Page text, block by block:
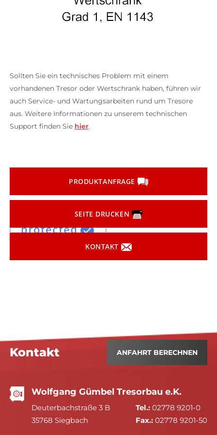
Sollten Sie ein technisches Problem mit einem
vorhandenen Tresor oder Wertschrank haben, führen wir
auch Service- und Wartungsarbeiten rund um Tresore
aus. Weitere Informationen zu unserem technischen
Support finden Sie hier.
PRODUKTANFRAGE
SEITE DRUCKEN
KONTAKT
Kontakt ANFAHRT BERECHNEN
Wolfgang Gümbel Tresorbau e.K.
Deuterbachstraße 3 B
35768 Siegbach
Tel.: 02778 9201-0
Fax.: 02778 9201-50